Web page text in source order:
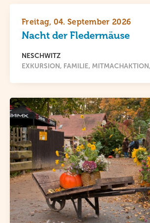
Freitag, 04. September 2026
Nacht der Fledermäuse
NESCHWITZ
EXKURSION
FAMILIE MITMACHAKTION